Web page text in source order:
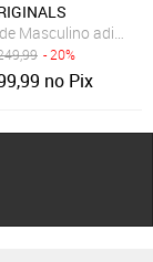
Marinho
Masculino adidas
- 20%
no Pix